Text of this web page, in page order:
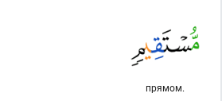
прямом.